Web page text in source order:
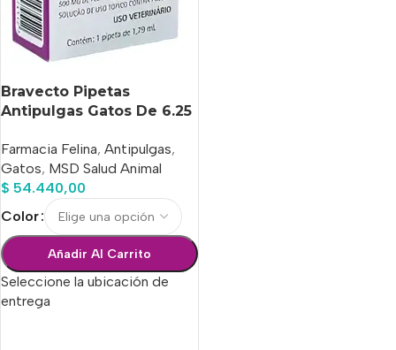
Bravecto Pipetas
Antipulgas Gatos De 6.25
Farmacia Felina, Antipulgas,
Gatos, MSD Salud Animal
$ 54.440,00
Color
Añadir Al Carrito
Seleccione la ubicación de
entrega